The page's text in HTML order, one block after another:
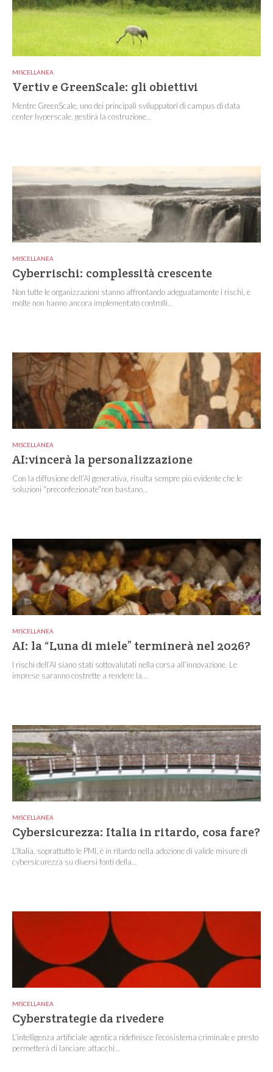
MISCELLANEA
Vertiv e GreenScale: gli obiettivi
Mentre GreenScale, uno dei principali sviluppatori di campus di data
center hyperscale, gestirà la costruzione...
MISCELLANEA
Cyberrischi: complessità crescente
Non tutte le organizzazioni stanno affrontando adeguatamente i rischi, e
molte non hanno ancora implementato controlli...
MISCELLANEA
AI:vincerà la personalizzazione
Con la diffusione dell’AI generativa, risulta sempre più evidente che le
soluzioni “preconfezionate”non bastano...
MISCELLANEA
AI: la “Luna di miele” terminerà nel 2026?
I rischi dell’AI siano stati sottovalutati nella corsa all’innovazione. Le
imprese saranno costrette a rendere la...
MISCELLANEA
Cybersicurezza: Italia in ritardo, cosa fare?
L’Italia, soprattutto le PMI, è in ritardo nella adozione di valide misure di
cybersicurezza su diversi fonti della...
MISCELLANEA
Cyberstrategie da rivedere
L’intelligenza artificiale agentica ridefinisce l’ecosistema criminale e presto
permetterà di lanciare attacchi...